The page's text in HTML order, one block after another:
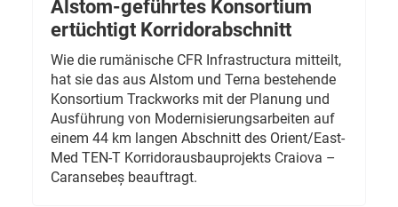
Alstom-geführtes Konsortium
ertüchtigt Korridorabschnitt
Wie die rumänische CFR Infrastructura mitteilt,
hat sie das aus Alstom und Terna bestehende
Konsortium Trackworks mit der Planung und
Ausführung von Modernisierungsarbeiten auf
einem 44 km langen Abschnitt des Orient/East-
Med TEN-T Korridorausbauprojekts Craiova –
Caransebeș beauftragt.